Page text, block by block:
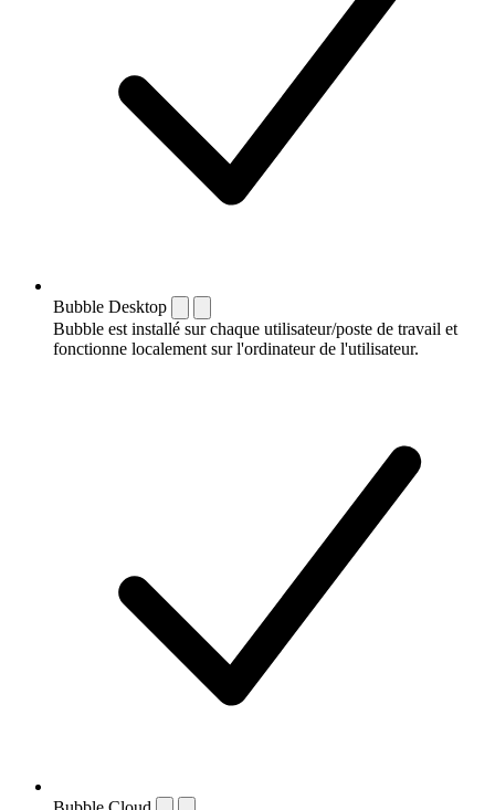
Bubble Desktop
Bubble est installé sur chaque utilisateur/poste de travail et
fonctionne localement sur l'ordinateur de l'utilisateur.